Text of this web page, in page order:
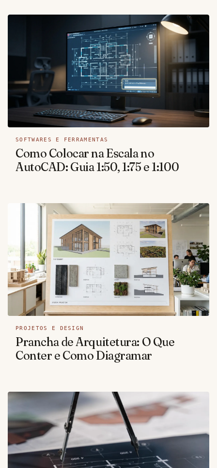
SOFTWARES E FERRAMENTAS
Como Colocar na Escala no
AutoCAD: Guia 1:50, 1:75 e 1:100
PROJETOS E DESIGN
Prancha de Arquitetura: O Que
Conter e Como Diagramar